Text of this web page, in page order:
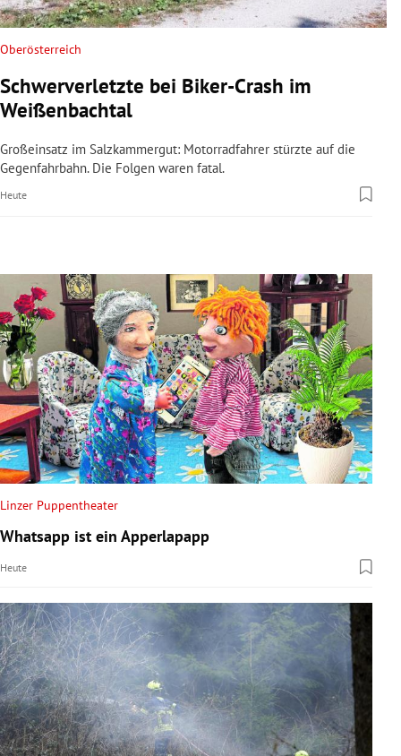
Untermenü
Untermenü
Untermenü
Untermenü
Untermenü
Untermenü
Untermenü
Oberösterreich
Schwerverletzte bei Biker-Crash im
Weißenbachtal
Großeinsatz im Salzkammergut: Motorradfahrer stürzte auf die
Gegenfahrbahn. Die Folgen waren fatal.
Heute
Linzer Puppentheater
Whatsapp ist ein Apperlapapp
Heute